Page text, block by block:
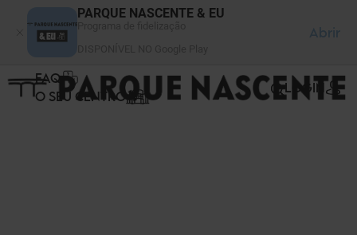
PARQUE NASCENTE & EU
Abrir
FAQ
O SEU CENTRO
LOGIN
Painel de Gerenciamento de Cookies